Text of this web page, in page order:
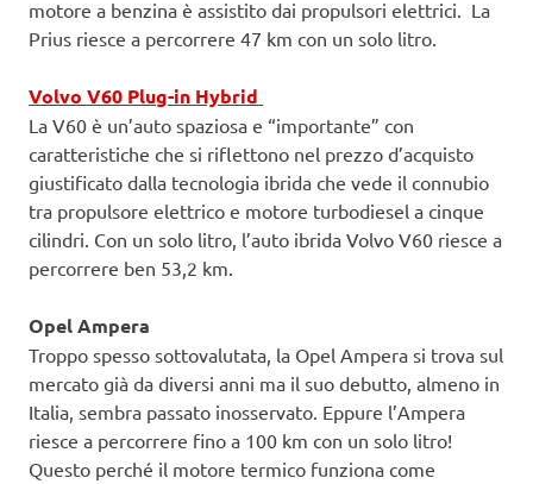
motore a benzina è assistito dai propulsori elettrici. La
Prius riesce a percorrere 47 km con un solo litro.
Volvo V60 Plug-in Hybrid
La V60 è un’auto spaziosa e “importante” con
caratteristiche che si riflettono nel prezzo d’acquisto
giustificato dalla tecnologia ibrida che vede il connubio
tra propulsore elettrico e motore turbodiesel a cinque
cilindri. Con un solo litro, l’auto ibrida Volvo V60 riesce a
percorrere ben 53,2 km.
Opel Ampera
Troppo spesso sottovalutata, la Opel Ampera si trova sul
mercato già da diversi anni ma il suo debutto, almeno in
Italia, sembra passato inosservato. Eppure l’Ampera
riesce a percorrere fino a 100 km con un solo litro!
Questo perché il motore termico funziona come